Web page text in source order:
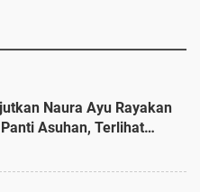
Naura Ayu Rayakan
Asuhan, Terlihat
Cokelat